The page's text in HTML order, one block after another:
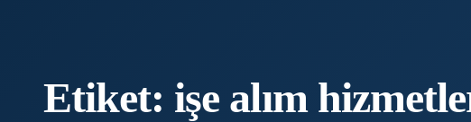
Etiket: işe alım